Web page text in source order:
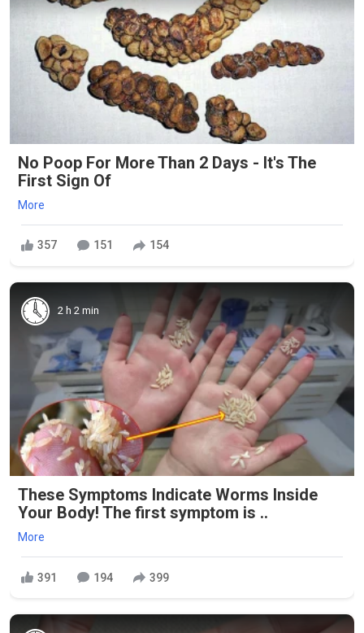
No Poop For More Than 2 Days - It's The
First Sign Of
More
357 151 154
2 h 2 min
These Symptoms Indicate Worms Inside
Your Body! The first symptom is ..
More
391 194 399